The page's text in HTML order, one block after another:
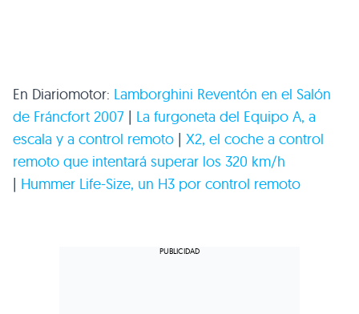
En Diariomotor: Lamborghini Reventón en el Salón
de Fráncfort 2007 | La furgoneta del Equipo A, a
escala y a control remoto | X2, el coche a control
remoto que intentará superar los 320 km/h
| Hummer Life-Size, un H3 por control remoto